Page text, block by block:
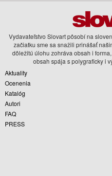
Vydavateľstvo Slovart pôsobí na
začiatku sme sa snažili prinášať
dôležitú úlohu zohráva obsah i
obsah spája s polygraficky i
Aktuality
Ocenenia
Katalóg
Autori
FAQ
PRESS